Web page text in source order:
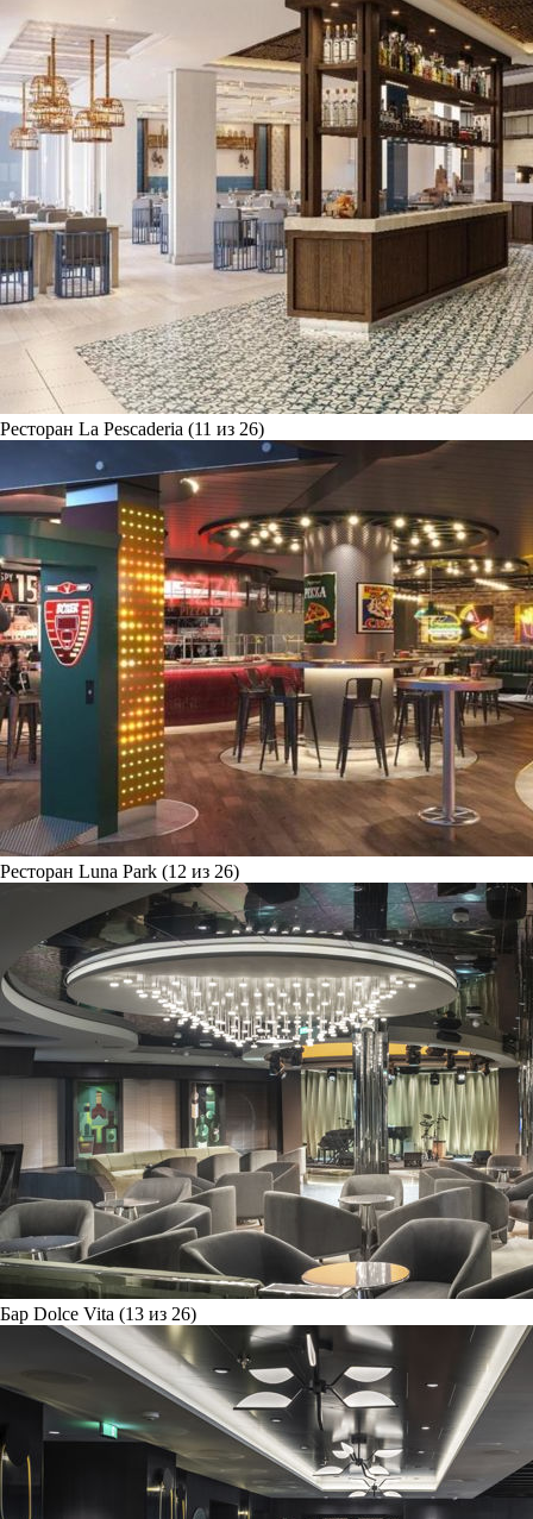
Ресторан La Pescaderia (11 из 26)
Ресторан Luna Park (12 из 26)
Бар Dolce Vita (13 из 26)